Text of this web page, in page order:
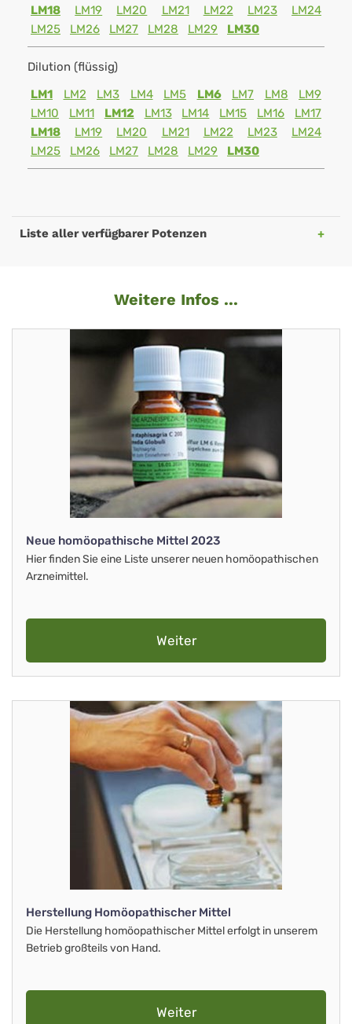
LM18 LM19 LM20 LM21 LM22 LM23
LM24
LM25
LM26 LM27 LM28 LM29 LM30
Dilution (flüssig)
LM1
LM2 LM3 LM4 LM5 LM6 LM7 LM8
LM9
LM10
LM11 LM12 LM13 LM14 LM15 LM16
LM17
LM18
LM19 LM20 LM21 LM22 LM23
LM24
LM25
LM26 LM27 LM28 LM29 LM30
Liste aller verfügbarer Potenzen
Weitere Infos ...
Neue homöopathische Mittel 2023
Hier finden Sie eine Liste unserer neuen homöopathischen
Arzneimittel.
Weiter
Herstellung Homöopathischer Mittel
Die Herstellung homöopathischer Mittel erfolgt in unserem
Betrieb großteils von Hand.
Weiter